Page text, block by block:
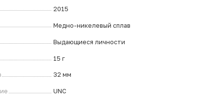
2015
Медно-никелевый сплав
Выдающиеся личности
15 г
32 мм
UNC